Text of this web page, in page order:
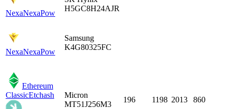
NexaNexaPow
H5GC8H24AJR
NexaNexaPow
Samsung
K4G80325FC
Ethereum
ClassicEtchash
Micron
MT51J256M3
196 1198 2013 860